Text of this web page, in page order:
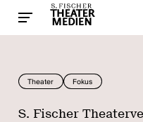
Theater Fokus
S. Fischer